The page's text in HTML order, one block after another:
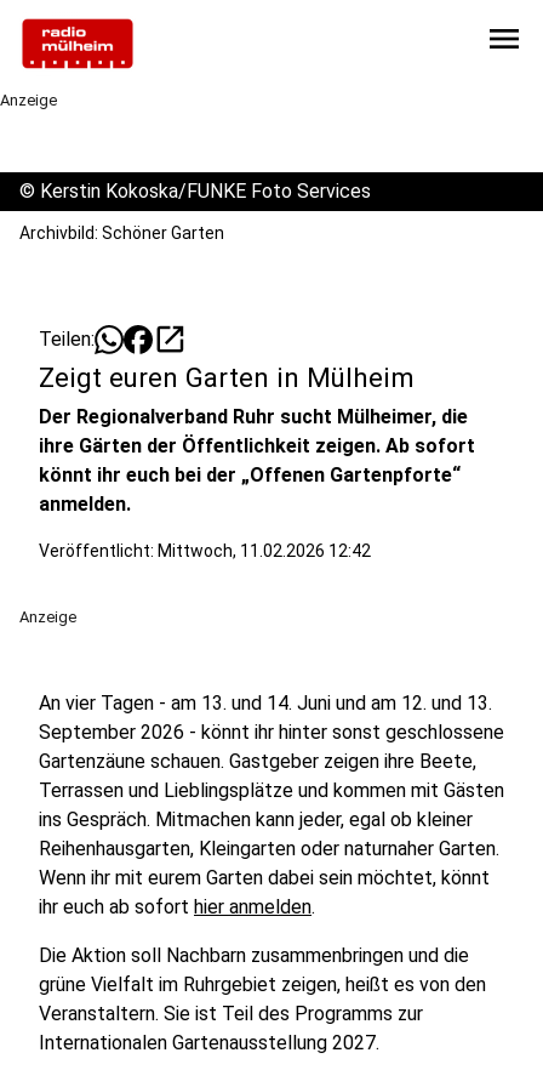
menu
Anzeige
© Kerstin Kokoska/FUNKE Foto Services
Archivbild: Schöner Garten
Teilen: open_in_new
Zeigt euren Garten in Mülheim
Der Regionalverband Ruhr sucht Mülheimer, die
ihre Gärten der Öffentlichkeit zeigen. Ab sofort
könnt ihr euch bei der „Offenen Gartenpforte“
anmelden.
Veröffentlicht: Mittwoch, 11.02.2026 12:42
Anzeige
An vier Tagen - am 13. und 14. Juni und am 12. und 13.
September 2026 - könnt ihr hinter sonst geschlossene
Gartenzäune schauen. Gastgeber zeigen ihre Beete,
Terrassen und Lieblingsplätze und kommen mit Gästen
ins Gespräch. Mitmachen kann jeder, egal ob kleiner
Reihenhausgarten, Kleingarten oder naturnaher Garten.
Wenn ihr mit eurem Garten dabei sein möchtet, könnt
ihr euch ab sofort hier anmelden.
Die Aktion soll Nachbarn zusammenbringen und die
grüne Vielfalt im Ruhrgebiet zeigen, heißt es von den
Veranstaltern. Sie ist Teil des Programms zur
Internationalen Gartenausstellung 2027.